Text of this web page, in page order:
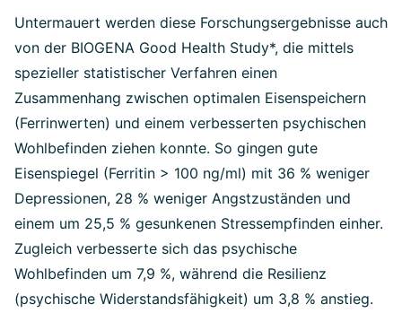
Untermauert werden diese Forschungsergebnisse auch
von der BIOGENA Good Health Study*, die mittels
spezieller statistischer Verfahren einen
Zusammenhang zwischen optimalen Eisenspeichern
(Ferrinwerten) und einem verbesserten psychischen
Wohlbefinden ziehen konnte. So gingen gute
Eisenspiegel (Ferritin > 100 ng/ml) mit 36 % weniger
Depressionen, 28 % weniger Angstzuständen und
einem um 25,5 % gesunkenen Stressempfinden einher.
Zugleich verbesserte sich das psychische
Wohlbefinden um 7,9 %, während die Resilienz
(psychische Widerstandsfähigkeit) um 3,8 % anstieg.